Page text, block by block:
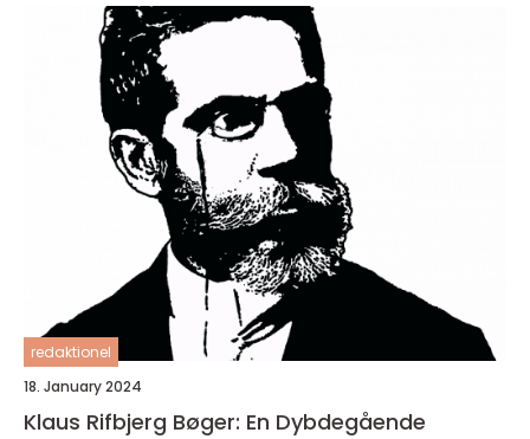
redaktionel
18. January 2024
Klaus Rifbjerg Bøger: En Dybdegående